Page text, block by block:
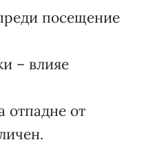
посещение
– влияе
отпадне от